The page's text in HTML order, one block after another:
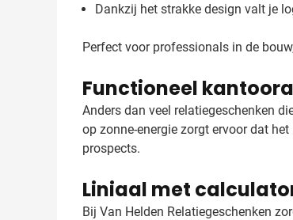
Dankzij het strakke design valt je
Perfect voor professionals in de
Functioneel
Anders dan veel relatiegeschenken
op zonne-energie zorgt ervoor dat
prospects.
Liniaal met
Bij Van Helden Relatiegeschenken